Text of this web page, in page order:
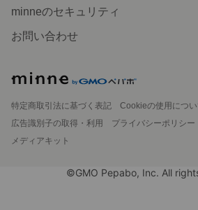
minneのセキュリティ
お問い合わせ
特定商取引法に基づく表記
Cookieの使用につ
広告識別子の取得・利用
プライバシーポリシー
メディアキット
©GMO Pepabo, Inc. All